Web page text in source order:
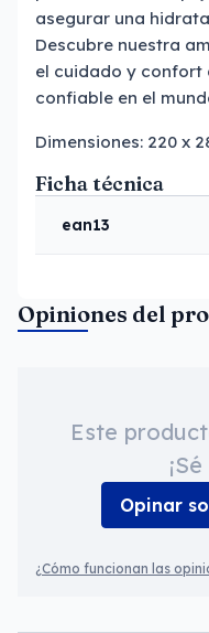
asegurar una
Descubre nuestra
el cuidado y confort
confiable en el
Dimensiones: 220 x
Ficha técnica
ean13
Opiniones del
Este
Opinar
¿Cómo funcionan las